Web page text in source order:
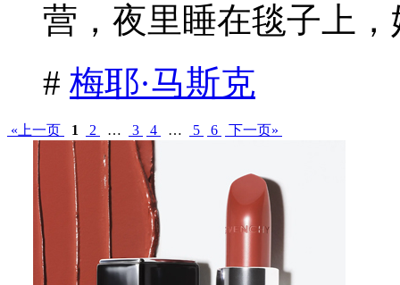
营，夜里睡在毯子上
# 梅耶·马斯克
«上一页 1 2 … 3 4 … 5 6 下一页»